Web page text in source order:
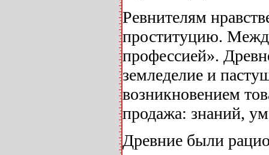
Ревнителям
проституцию.
профессией».
земледелие и
возникновением
продажа: знаний,
Древние были